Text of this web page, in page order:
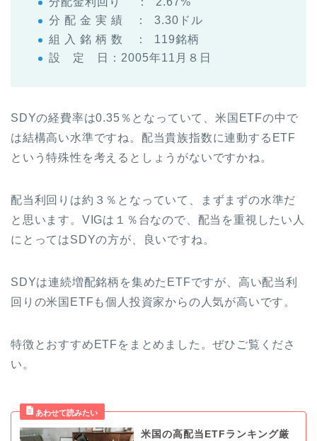
分 配 金 実 績 ： 3.30ドル
組 入 銘 柄 数 ： 119銘柄
設 定 日：2005年11月８日
SDYの経費率は0.35％となっていて、米国ETFの中で
は結構高い水準ですね。配当貴族指数に連動するETF
という特殊性を考えるとしょうがないですかね。
配当利回りは約３％となっていて、まずまずの水準だ
と思います。VIGは１％台なので、配当を重視したい人
にとってはSDYの方が、良いですね。
SDYは連続増配銘柄を集めたETFですが、高い配当利
回りの米国ETFも個人投資家からの人気が高いです。
特徴とおすすめETFをまとめました。ぜひご覧くださ
い。
米国の高配当ETFランキング厳